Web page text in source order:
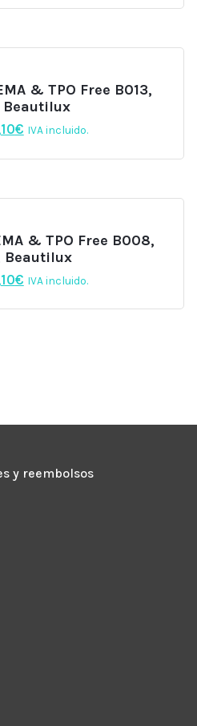
actual
& TPO Free B013,
Beautilux
€El
actual
IVA incluido.
& TPO Free B008,
Beautilux
€El
actual
IVA incluido.
y reembolsos